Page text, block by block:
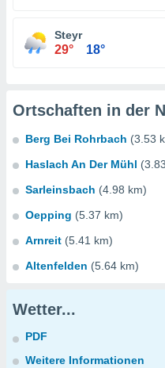
Steyr
29° 18°
Ortschaften in der
Berg Bei Rohrbach (3.53
Haslach An Der Mühl
Sarleinsbach (4.98 km)
Oepping (5.37 km)
Arnreit (5.41 km)
Altenfelden (5.64 km)
Wetter...
PDF
Weitere Informationen